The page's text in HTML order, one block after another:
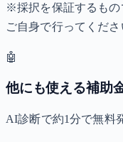
※採択を保証するもの
ご自身で行ってくださ
🤖
他にも使える補助
AI診断で約1分で無料